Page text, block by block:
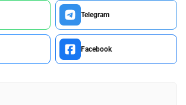
Telegram
Facebook